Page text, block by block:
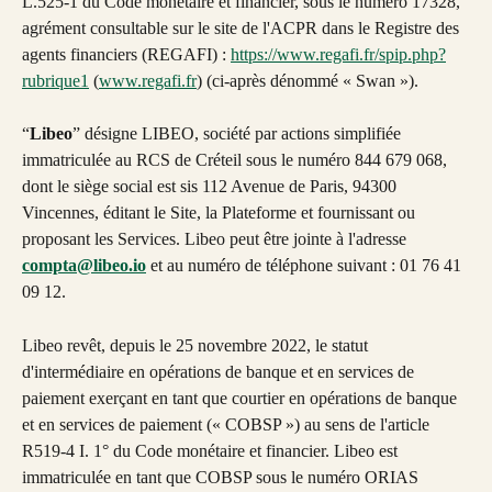
agrément consultable sur le site de l'ACPR dans le Registre des
agents financiers (REGAFI) : https://www.regafi.fr/spip.php?
rubrique1 (www.regafi.fr) (ci-après dénommé « Swan »).
“Libeo” désigne LIBEO, société par actions simplifiée
immatriculée au RCS de Créteil sous le numéro 844 679 068,
dont le siège social est sis 112 Avenue de Paris, 94300
Vincennes, éditant le Site, la Plateforme et fournissant ou
proposant les Services. Libeo peut être jointe à l'adresse
compta@libeo.io et au numéro de téléphone suivant : 01 76 41
09 12.
Libeo revêt, depuis le 25 novembre 2022, le statut
d'intermédiaire en opérations de banque et en services de
paiement exerçant en tant que courtier en opérations de banque
et en services de paiement (« COBSP ») au sens de l'article
R519-4 I. 1° du Code monétaire et financier. Libeo est
immatriculée en tant que COBSP sous le numéro ORIAS